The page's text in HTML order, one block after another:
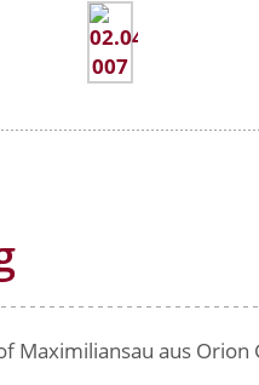
Maximiliansau aus Orion